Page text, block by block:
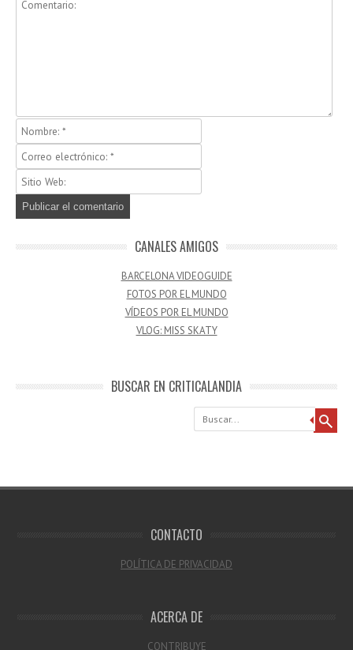
CANALES AMIGOS
BARCELONA VIDEOGUIDE
FOTOS POR EL MUNDO
VÍDEOS POR EL MUNDO
VLOG: MISS SKATY
BUSCAR EN CRITICALANDIA
Buscar
CONTACTO
POLÍTICA DE PRIVACIDAD
ACERCA DE
CONTRIBUYE